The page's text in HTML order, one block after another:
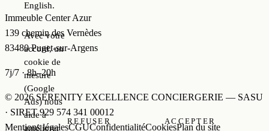
Immeuble Center Azur
139 chemin des Vernèdes
83480 Puget-sur-Argens
7j/7 · 8h–20h
© 2026 SERENITY EXCELLENCE CONCIERGERIE — SASU
· SIRET 929 574 341 00012
Mentions légalesCGUConfidentialitéCookiesPlan du site
English.
Avec votre
accord, un
cookie de
mesure
(Google
Ads) nous
aide à
améliorer
REFUSER ACCEPTER